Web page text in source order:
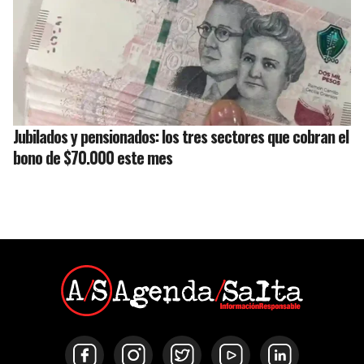
Jubilados y pensionados: los tres sectores que cobran el
bono de $70.000 este mes